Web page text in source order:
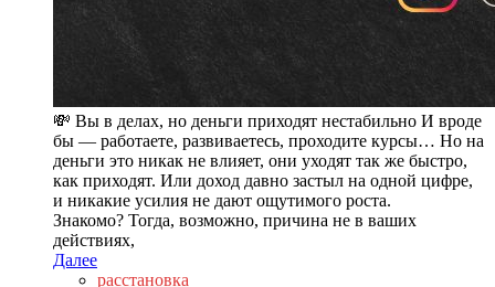
💸 Вы в делах, но деньги приходят нестабильно И вроде
бы — работаете, развиваетесь, проходите курсы… Но на
деньги это никак не влияет, они уходят так же быстро,
как приходят. Или доход давно застыл на одной цифре,
и никакие усилия не дают ощутимого роста.
Знакомо? Тогда, возможно, причина не в ваших
действиях,
Далее
расстановка